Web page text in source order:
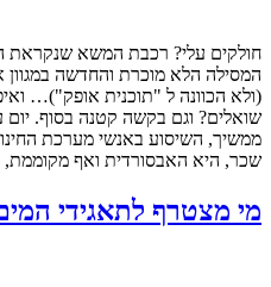
חולקים עלי? רכבת המשא שנקראת
המסילה הלא מוכרת והחדשה במגוון
(ולא הכוונה ל "תוכנית אופק")…
שואלים? וגם בקשה קטנה בסוף. יום
ממשיך, השיסוע באנשי מערכת
שכר, היא האבסורדית ואף
מי מצטרף לתאגידי